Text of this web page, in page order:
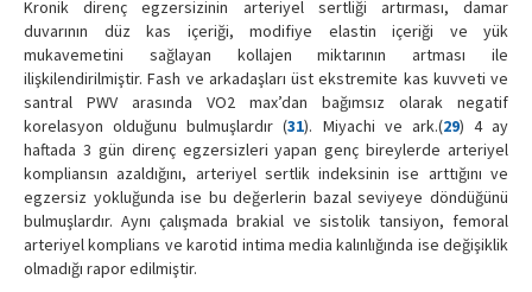
Kronik direnç egzersizinin arteriyel sertliği artırması, damar
duvarının düz kas içeriği, modifiye elastin içeriği ve yük
mukavemetini sağlayan kollajen miktarının artması ile
ilişkilendirilmiştir. Fash ve arkadaşları üst ekstremite kas kuvveti ve
santral PWV arasında VO2 max’dan bağımsız olarak negatif
korelasyon olduğunu bulmuşlardır (31). Miyachi ve ark.(29) 4 ay
haftada 3 gün direnç egzersizleri yapan genç bireylerde arteriyel
kompliansın azaldığını, arteriyel sertlik indeksinin ise arttığını ve
egzersiz yokluğunda ise bu değerlerin bazal seviyeye döndüğünü
bulmuşlardır. Aynı çalışmada brakial ve sistolik tansiyon, femoral
arteriyel komplians ve karotid intima media kalınlığında ise değişiklik
olmadığı rapor edilmiştir.